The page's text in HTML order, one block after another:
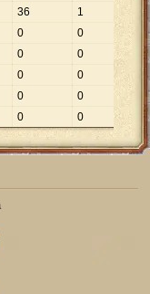
36 1
0
0
0
0
0
0
0
0
0 0